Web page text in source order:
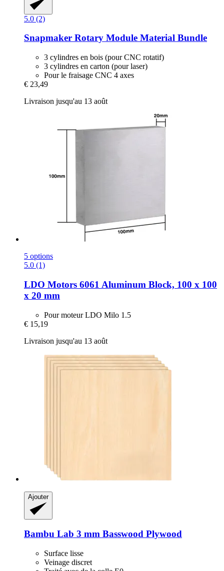
5.0 (2)
Snapmaker Rotary Module Material Bundle
3 cylindres en bois (pour CNC rotatif)
3 cylindres en carton (pour laser)
Pour le fraisage CNC 4 axes
€ 23,49
Livraison jusqu'au 13 août
5 options
5.0 (1)
LDO Motors 6061 Aluminum Block, 100 x 100
x 20 mm
Pour moteur LDO Milo 1.5
€ 15,19
Livraison jusqu'au 13 août
Ajouter
Bambu Lab 3 mm Basswood Plywood
Surface lisse
Veinage discret